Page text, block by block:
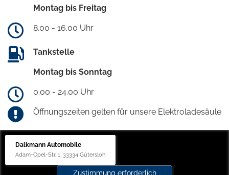
Montag bis Freitag
8.00 - 16.00 Uhr
Tankstelle
Montag bis Sonntag
0.00 - 24.00 Uhr
Öffnungszeiten gelten für unsere Elektroladesäule
Dalkmann Automobile
Adam-Opel-Str. 1, 33334 Gütersloh
Zustimmung erforderlich